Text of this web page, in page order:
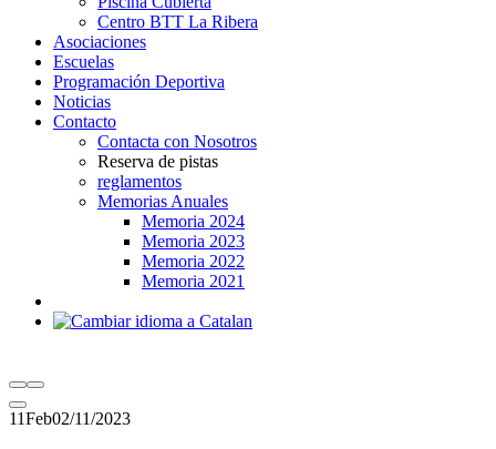
Centro BTT La Ribera
Asociaciones
Escuelas
Programación Deportiva
Noticias
Contacto
Contacta con Nosotros
Reserva de pistas
reglamentos
Memorias Anuales
Memoria 2024
Memoria 2023
Memoria 2022
Memoria 2021
11Feb02/11/2023